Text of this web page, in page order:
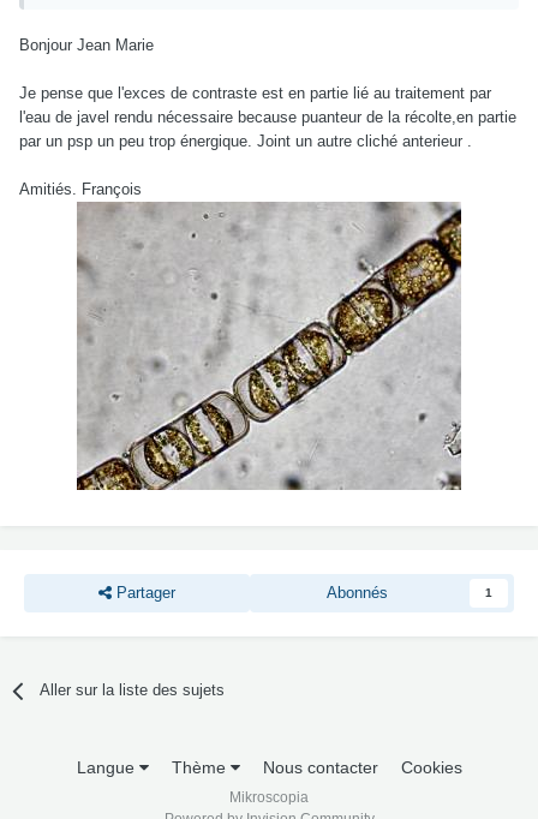
Bonjour Jean Marie
Je pense que l'exces de contraste est en partie lié au traitement par
l'eau de javel rendu nécessaire because puanteur de la récolte,en partie
par un psp un peu trop énergique. Joint un autre cliché anterieur .
Amitiés. François
Partager Abonnés 1
Aller sur la liste des sujets
Langue Thème Nous contacter Cookies
Mikroscopia